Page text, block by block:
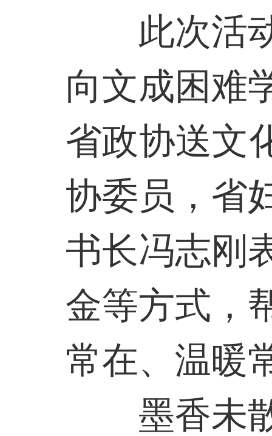
此次活
向文成困难
省政协送文
协委员，省
书长冯志刚
金等方式，
常在、温暖
墨香未